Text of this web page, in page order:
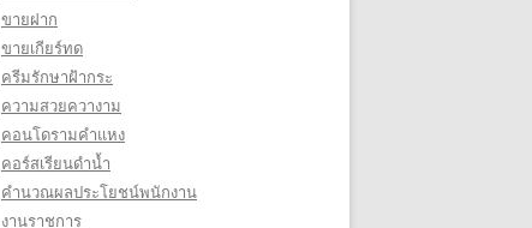
ขายฝาก
ขายเกียร์ทด
ครีมรักษาฝ้ากระ
ความสวยควางาม
คอนโดรามคำแหง
คอร์สเรียนดำน้ำ
คำนวณผลประโยชน์พนักงาน
งานราชการ